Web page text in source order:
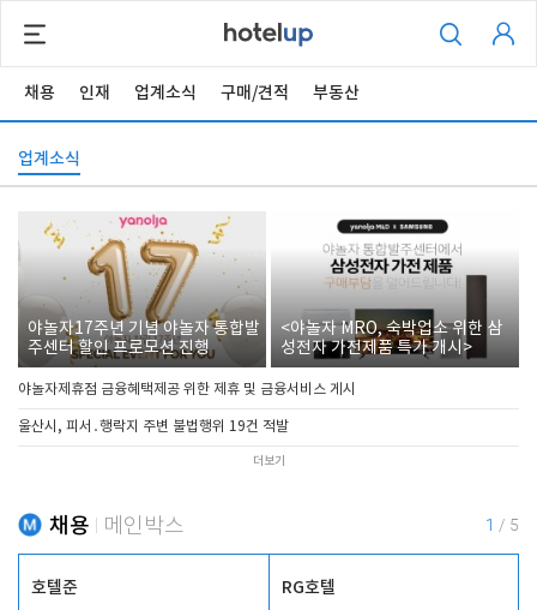
채용 인재 업계소식 구매/견적 부동산
업계소식
야놀자17주년 기념 야놀자 통합발
주센터 할인 프로모션 진행
<야놀자 MRO, 숙박업소 위한 삼
성전자 가전제품 특가 개시>
야놀자제휴점 금융혜택제공 위한 제휴 및 금융서비스 게시
울산시, 피서․행락지 주변 불법행위 19건 적발
더보기
채용 메인박스 1 / 5
호텔준 RG호텔